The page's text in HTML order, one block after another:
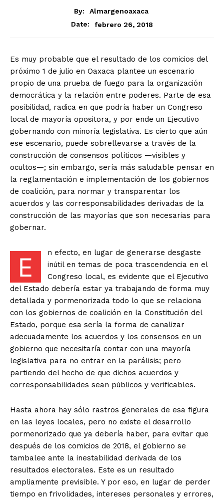
By:
Almargenoaxaca
Date:
febrero 26, 2018
Es muy probable que el resultado de los comicios del
próximo 1 de julio en Oaxaca plantee un escenario
propio de una prueba de fuego para la organización
democrática y la relación entre poderes. Parte de esa
posibilidad, radica en que podría haber un Congreso
local de mayoría opositora, y por ende un Ejecutivo
gobernando con minoría legislativa. Es cierto que aún
ese escenario, puede sobrellevarse a través de la
construcción de consensos políticos —visibles y
ocultos—; sin embargo, sería más saludable pensar en
la reglamentación e implementación de los gobiernos
de coalición, para normar y transparentar los
acuerdos y las corresponsabilidades derivadas de la
construcción de las mayorías que son necesarias para
gobernar.
E
n efecto, en lugar de generarse desgaste
inútil en temas de poca trascendencia en el
Congreso local, es evidente que el Ejecutivo
del Estado debería estar ya trabajando de forma muy
detallada y pormenorizada todo lo que se relaciona
con los gobiernos de coalición en la Constitución del
Estado, porque esa sería la forma de canalizar
adecuadamente los acuerdos y los consensos en un
gobierno que necesitaría contar con una mayoría
legislativa para no entrar en la parálisis; pero
partiendo del hecho de que dichos acuerdos y
corresponsabilidades sean públicos y verificables.
Hasta ahora hay sólo rastros generales de esa figura
en las leyes locales, pero no existe el desarrollo
pormenorizado que ya debería haber, para evitar que
después de los comicios de 2018, el gobierno se
tambalee ante la inestabilidad derivada de los
resultados electorales. Este es un resultado
ampliamente previsible. Y por eso, en lugar de perder
tiempo en frivolidades, intereses personales y errores,